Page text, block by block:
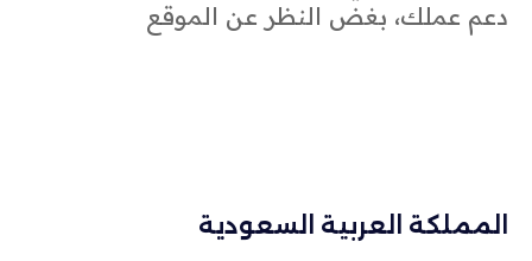
دعم عملك، بغض النظر عن الموقع
المملكة العربية السعودية